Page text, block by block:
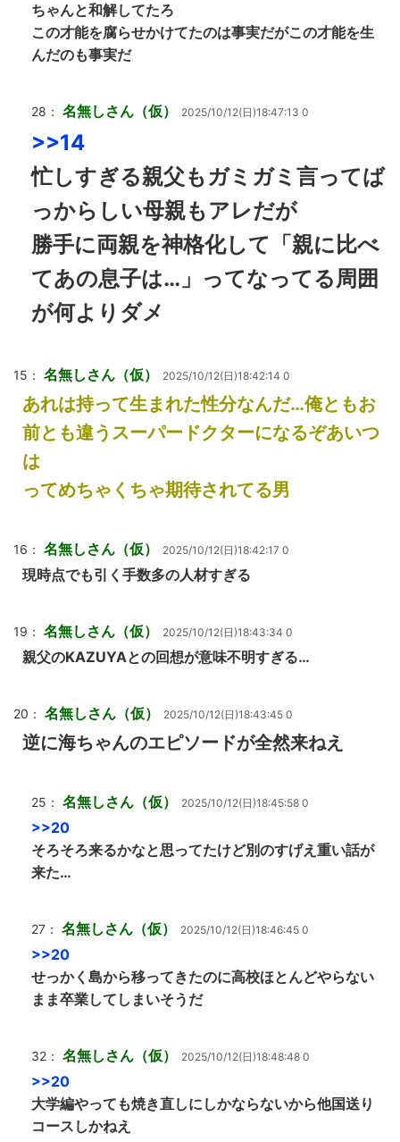
ちゃんと和解してたろ
この才能を腐らせかけてたのは事実だがこの才能を生
んだのも事実だ
28： 名無しさん（仮） 2025/10/12(日)18:47:13 0
>>14
忙しすぎる親父もガミガミ言ってば
っからしい母親もアレだが
勝手に両親を神格化して「親に比べ
てあの息子は…」ってなってる周囲
が何よりダメ
15： 名無しさん（仮） 2025/10/12(日)18:42:14 0
あれは持って生まれた性分なんだ…俺ともお
前とも違うスーパードクターになるぞあいつ
は
ってめちゃくちゃ期待されてる男
16： 名無しさん（仮） 2025/10/12(日)18:42:17 0
現時点でも引く手数多の人材すぎる
19： 名無しさん（仮） 2025/10/12(日)18:43:34 0
親父のKAZUYAとの回想が意味不明すぎる…
20： 名無しさん（仮） 2025/10/12(日)18:43:45 0
逆に海ちゃんのエピソードが全然来ねえ
25： 名無しさん（仮） 2025/10/12(日)18:45:58 0
>>20
そろそろ来るかなと思ってたけど別のすげえ重い話が
来た…
27： 名無しさん（仮） 2025/10/12(日)18:46:45 0
>>20
せっかく島から移ってきたのに高校ほとんどやらない
まま卒業してしまいそうだ
32： 名無しさん（仮） 2025/10/12(日)18:48:48 0
>>20
大学編やっても焼き直しにしかならないから他国送り
コースしかねえ